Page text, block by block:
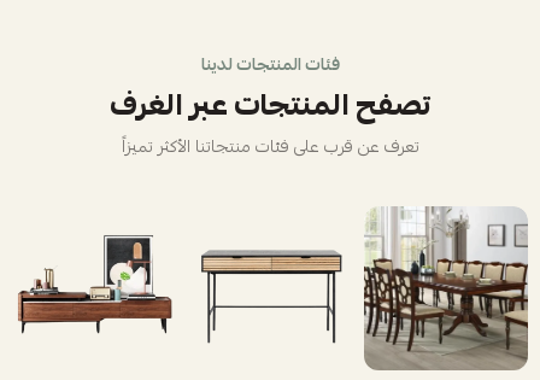
فئات المنتجات لدينا
تصفح المنتجات عبر الغرف
تعرف عن قرب على فئات منتجاتنا الأكثر تميزاً